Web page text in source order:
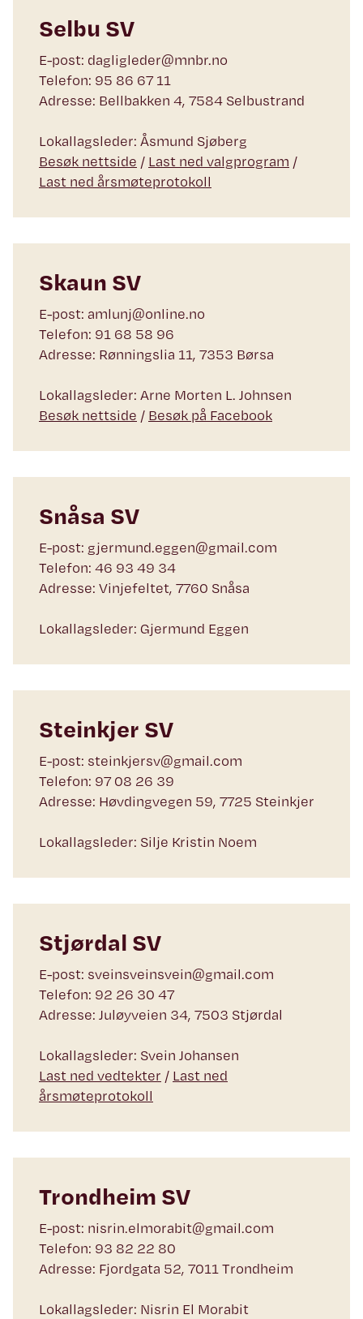
Selbu SV
E-post: dagligleder@mnbr.no
Telefon: 95 86 67 11
Adresse: Bellbakken 4, 7584 Selbustrand
Lokallagsleder: Åsmund Sjøberg
Besøk nettside / Last ned valgprogram /
Last ned årsmøteprotokoll
Skaun SV
E-post: amlunj@online.no
Telefon: 91 68 58 96
Adresse: Rønningslia 11, 7353 Børsa
Lokallagsleder: Arne Morten L. Johnsen
Besøk nettside / Besøk på Facebook
Snåsa SV
E-post: gjermund.eggen@gmail.com
Telefon: 46 93 49 34
Adresse: Vinjefeltet, 7760 Snåsa
Lokallagsleder: Gjermund Eggen
Steinkjer SV
E-post: steinkjersv@gmail.com
Telefon: 97 08 26 39
Adresse: Høvdingvegen 59, 7725 Steinkjer
Lokallagsleder: Silje Kristin Noem
Stjørdal SV
E-post: sveinsveinsvein@gmail.com
Telefon: 92 26 30 47
Adresse: Juløyveien 34, 7503 Stjørdal
Lokallagsleder: Svein Johansen
Last ned vedtekter / Last ned
årsmøteprotokoll
Trondheim SV
E-post: nisrin.elmorabit@gmail.com
Telefon: 93 82 22 80
Adresse: Fjordgata 52, 7011 Trondheim
Lokallagsleder: Nisrin El Morabit